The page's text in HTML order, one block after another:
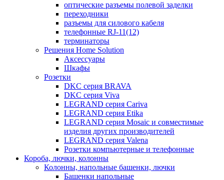
оптические разъемы полевой заделки
переходники
разъемы для силового кабеля
телефонные RJ-11(12)
терминаторы
Решения Home Solution
Аксессуары
Шкафы
Розетки
DKC серия BRAVA
DKC серия Viva
LEGRAND серия Cariva
LEGRAND серия Etika
LEGRAND серия Mosaic и совместимые
изделия других производителей
LEGRAND серия Valena
Розетки компьютерные и телефонные
Короба, лючки, колонны
Колонны, напольные башенки, лючки
Башенки напольные